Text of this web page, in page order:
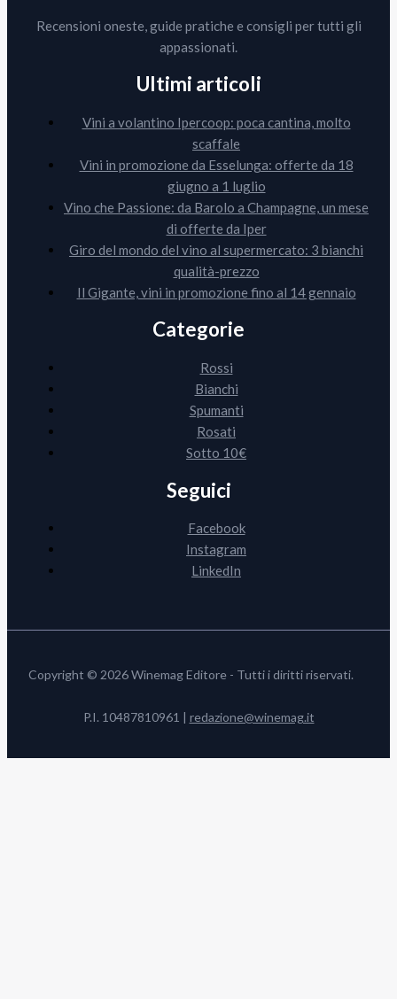
Recensioni oneste, guide pratiche e consigli per tutti gli
appassionati.
Ultimi articoli
Vini a volantino Ipercoop: poca cantina, molto
scaffale
Vini in promozione da Esselunga: offerte da 18
giugno a 1 luglio
Vino che Passione: da Barolo a Champagne, un mese
di offerte da Iper
Giro del mondo del vino al supermercato: 3 bianchi
qualità-prezzo
Il Gigante, vini in promozione fino al 14 gennaio
Categorie
Rossi
Bianchi
Spumanti
Rosati
Sotto 10€
Seguici
Facebook
Instagram
LinkedIn
Copyright © 2026 Winemag Editore - Tutti i diritti riservati.
P.I. 10487810961 | redazione@winemag.it